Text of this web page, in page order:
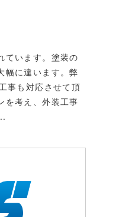
ています。塗装の
幅に違います。弊
事も対応させて頂
を考え、外装工事